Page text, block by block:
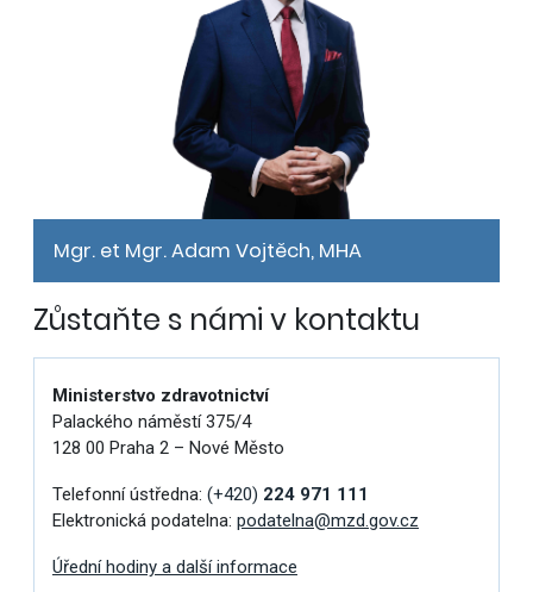
Mgr. et Mgr. Adam Vojtěch, MHA
Zůstaňte s námi v kontaktu
Ministerstvo zdravotnictví
Palackého náměstí 375/4
128 00 Praha 2 – Nové Město
Telefonní ústředna: (+420) 224 971 111
Elektronická podatelna: podatelna@mzd.gov.cz
Úřední hodiny a další informace